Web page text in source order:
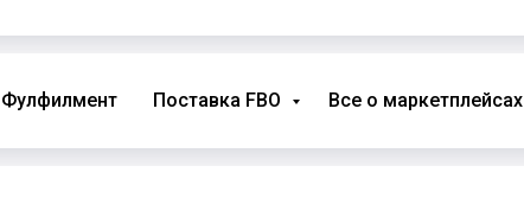
Фулфилмент Поставка FBO Все о маркетплейсах